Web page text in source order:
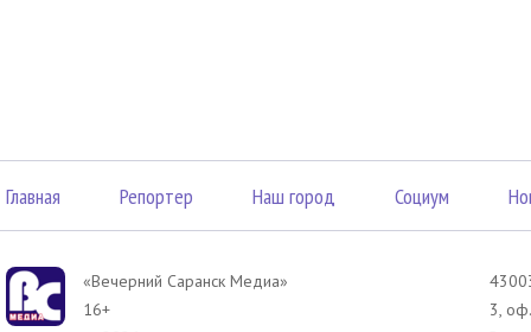
Главная Репортер Наш город Социум
«Вечерний Саранск Mедиа»
16+
3,